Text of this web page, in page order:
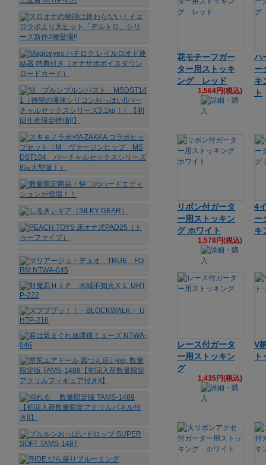
花モチーフガー
ター用ストッキ
ング レッド
1,564円(税込)
ハ
ー
キ
ト
リボン付ガータ
ー用ストッキン
グ ホワイト
1,578円(税込)
4
ー
キ
レース付ガータ
ー用ストッキン
グ
1,435円(税込)
V